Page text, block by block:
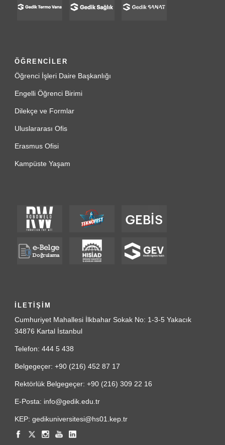
ÖĞRENCİLER
Öğrenci İşleri Daire Başkanlığı
Engelli Öğrenci Birimi
Dilekçe ve Formlar
Uluslararası Ofis
Erasmus Ofisi
Kampüste Yaşam
İLETİŞİM
Cumhuriyet Mahallesi İlkbahar Sokak No: 1-3-5 Yakacık
34876 Kartal İstanbul
Telefon: 444 5 438
Belgegeçer: +90 (216) 452 87 17
Rektörlük Belgegeçer: +90 (216) 309 22 16
E-Posta: info@gedik.edu.tr
KEP: gedikuniversitesi@hs01.kep.tr